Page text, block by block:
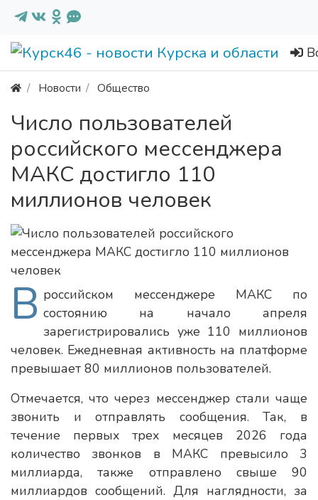
Новости Общество
Число пользователей
российского мессенджера
МАКС достигло 110
миллионов человек
В российском мессенджере МАКС по
состоянию на начало апреля
зарегистрировались уже 110 миллионов
человек. Ежедневная активность на платформе
превышает 80 миллионов пользователей.
Отмечается, что через мессенджер стали чаще
звонить и отправлять сообщения. Так, в
течение первых трех месяцев 2026 года
количество звонков в MAКС превысило 3
миллиарда, также отправлено свыше 90
миллиардов сообщений. Для наглядности, за